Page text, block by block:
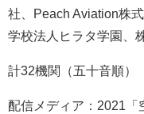
社、Peach Aviation株式
学校法人ヒラタ学園、
計32機関（五十音順）
配信メディア：2021